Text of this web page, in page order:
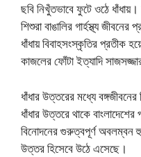
ছবি নিখুঁতভাবে ফুটে ওঠে
শিশুরা বাঙালির গার্হস্থ্য
ধাঁধায় বিবাহসংস্কৃতির প্রতীক
কাজলের ফোঁটা ইত্যাদি
ধাঁধার উত্তরের মধ্যে
ধাঁধার উত্তরে থাকে
বিনােদনের গুরুত্বপূর্ণ অবলম্বন
উত্তর হিসেবে উঠে এসেছে।